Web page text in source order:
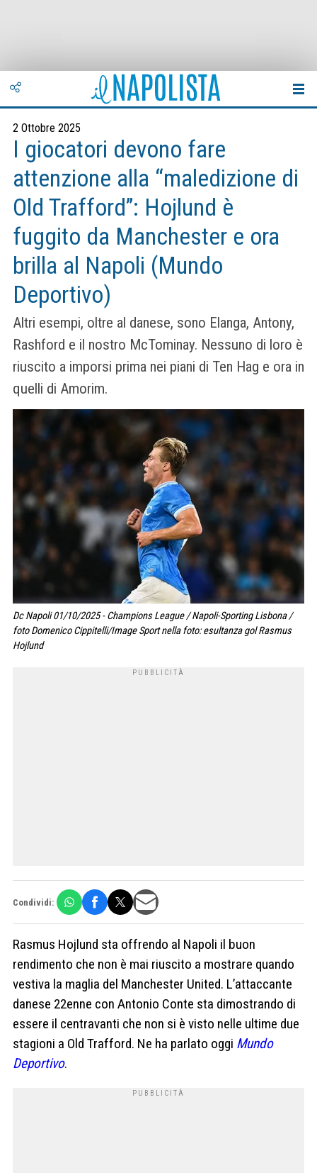
2 Ottobre 2025
I giocatori devono fare
attenzione alla “maledizione di
Old Trafford”: Hojlund è
fuggito da Manchester e ora
brilla al Napoli (Mundo
Deportivo)
Altri esempi, oltre al danese, sono Elanga, Antony,
Rashford e il nostro McTominay. Nessuno di loro è
riuscito a imporsi prima nei piani di Ten Hag e ora in
quelli di Amorim.
Dc Napoli 01/10/2025 - Champions League / Napoli-Sporting Lisbona /
foto Domenico Cippitelli/Image Sport nella foto: esultanza gol Rasmus
Hojlund
Condividi:
Rasmus Hojlund sta offrendo al Napoli il buon
rendimento che non è mai riuscito a mostrare quando
vestiva la maglia del Manchester United. L’attaccante
danese 22enne con Antonio Conte sta dimostrando di
essere il centravanti che non si è visto nelle ultime due
stagioni a Old Trafford. Ne ha parlato oggi Mundo
Deportivo.